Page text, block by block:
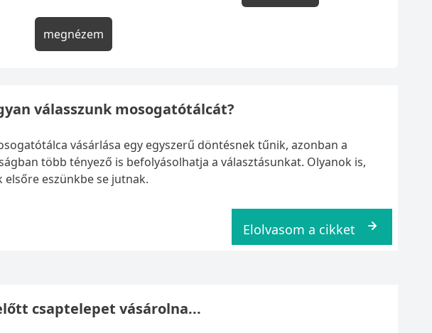
megnézem
válasszunk mosogatótálcát?
vásárlása egy egyszerű döntésnek tűnik, azonban a
több tényező is befolyásolhatja a választásunkat. Olyanok is,
elsőre eszünkbe se jutnak.
Elolvasom a cikket
csaptelepet vásárolna...